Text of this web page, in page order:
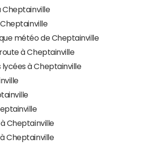
Cheptainville
météo de Cheptainville
à Cheptainville
à Cheptainville
Cheptainville
Cheptainville